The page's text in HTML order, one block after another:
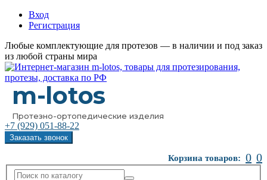
Вход
Регистрация
Любые комплектующие для протезов — в наличии и под заказ
из любой страны мира
m-lotos
Протезно-ортопедические изделия
+7 (929) 051-88-22
Заказать звонок
Корзина товаров: 0 0